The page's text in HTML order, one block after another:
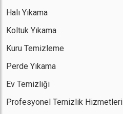
Halı Yıkama
Koltuk Yıkama
Kuru Temizleme
Perde Yıkama
Ev Temizliği
Profesyonel Temizlik Hizmetleri